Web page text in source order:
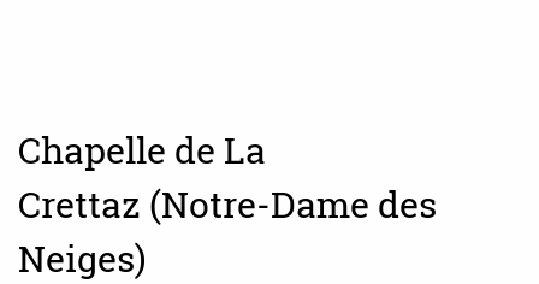
Chapelle de La
Crettaz (Notre-Dame des
Neiges)